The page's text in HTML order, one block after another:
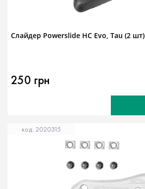
Слайдер Powerslide HC Evo, Tau (2 шт)
250 грн
код: 2020315